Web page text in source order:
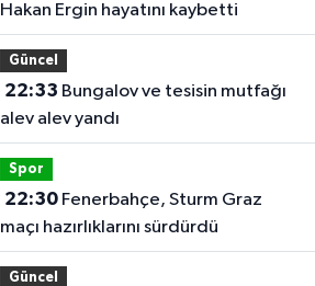
Hakan Ergin hayatını kaybetti
Güncel
22:33
alev alev yandı
Spor
22:30Fenerbahçe, Sturm Graz
maçı hazırlıklarını sürdürdü
Güncel